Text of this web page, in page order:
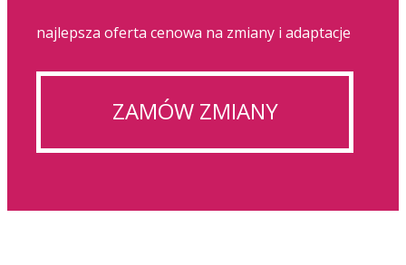
najlepsza oferta cenowa na zmiany i adaptacje
ZAMÓW ZMIANY